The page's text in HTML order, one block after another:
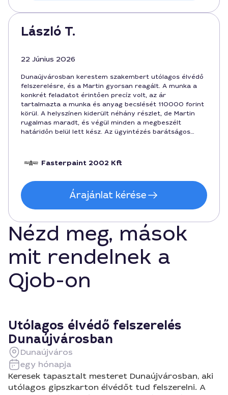
László T.
22 Június 2026
Dunaújvárosban kerestem szakembert utólagos élvédő
felszerelésre, és a Martin gyorsan reagált. A munka a
konkrét feladatot érintően precíz volt, az ár
tartalmazta a munka és anyag becslését 110000 forint
körül. A helyszínen kiderült néhány részlet, de Martin
rugalmas maradt, és végül minden a megbeszélt
határidőn belül lett kész. Az ügyintézés barátságos
Fasterpaint 2002 Kft
Árajánlat kérése
Nézd meg, mások
mit rendelnek a
Qjob-on
Utólagos élvédő felszerelés
Dunaújvárosban
Dunaújváros
egy hónapja
Keresek tapasztalt mesteret Dunaújvárosban, aki
utólagos gipszkarton élvédőt tud felszerelni. A